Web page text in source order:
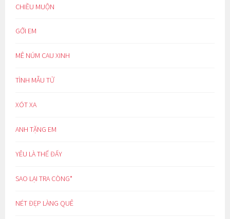
CHIỀU MUỘN
GỞI EM
MÊ NÚM CAU XINH
TÌNH MẪU TỬ
XÓT XA
ANH TẶNG EM
YÊU LÀ THẾ ĐẤY
SAO LẠI TRA CÒNG*
NÉT ĐẸP LÀNG QUÊ